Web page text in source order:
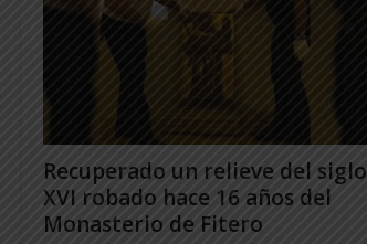
Recuperado un relieve del siglo
XVI robado hace 16 años del
Monasterio de Fitero